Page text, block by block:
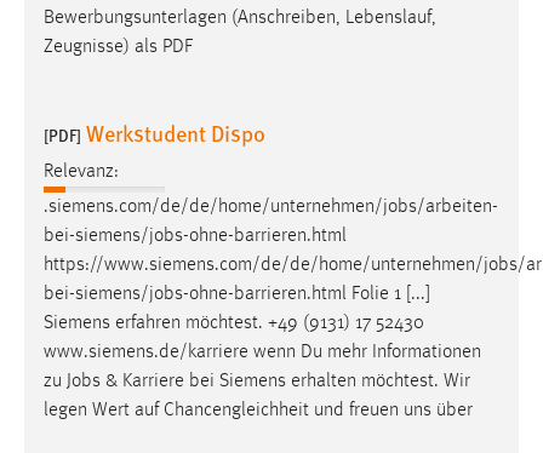
Bewerbungsunterlagen (Anschreiben, Lebenslauf,
Zeugnisse) als PDF
[PDF] Werkstudent Dispo
Relevanz:
.siemens.com/de/de/home/unternehmen/jobs/arbeiten-
bei-siemens/jobs-ohne-barrieren.html
https://www.siemens.com/de/de/home/unternehmen/jobs/
bei-siemens/jobs-ohne-barrieren.html Folie 1 [...]
Siemens erfahren möchtest. +49 (9131) 17 52430
www.siemens.de/karriere wenn Du mehr Informationen
zu Jobs & Karriere bei Siemens erhalten möchtest. Wir
legen Wert auf Chancengleichheit und freuen uns über
Matomo
Zweck:
Zugriffsstatistik
Cookie Laufzeit:
Max. 13 Monate
MARKETING
Marketing Cookies werden von Drittanbietern
verwendet, um personalisierte Werbung anzuzeigen.